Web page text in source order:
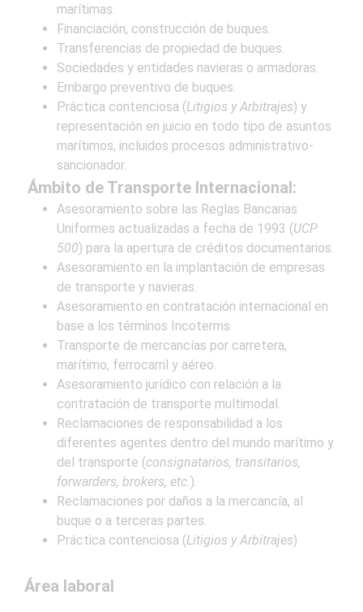
marítimas.
Financiación, construcción de buques.
Transferencias de propiedad de buques.
Sociedades y entidades navieras o armadoras.
Embargo preventivo de buques.
Práctica contenciosa (Litigios y Arbitrajes) y
representación en juicio en todo tipo de asuntos
marítimos, incluidos procesos administrativo-
sancionador.
Ámbito de Transporte Internacional:
Asesoramiento sobre las Reglas Bancarias
Uniformes actualizadas a fecha de 1993 (UCP
500) para la apertura de créditos documentarios.
Asesoramiento en la implantación de empresas
de transporte y navieras.
Asesoramiento en contratación internacional en
base a los términos Incoterms
Transporte de mercancías por carretera,
marítimo, ferrocarril y aéreo.
Asesoramiento jurídico con relación a la
contratación de transporte multimodal.
Reclamaciones de responsabilidad a los
diferentes agentes dentro del mundo marítimo y
del transporte (consignatarios, transitarios,
forwarders, brokers, etc. ).
Reclamaciones por daños a la mercancía, al
buque o a terceras partes.
Práctica contenciosa (Litigios y Arbitrajes)
Área laboral